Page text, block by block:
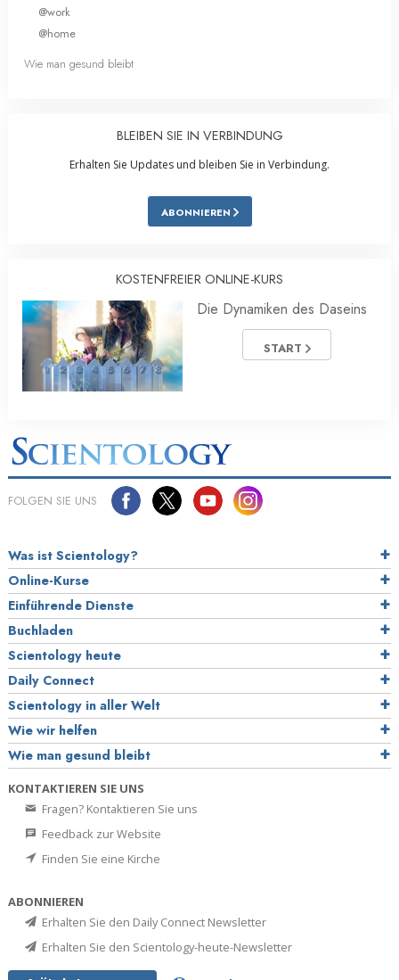
@work
@home
Wie man gesund bleibt
BLEIBEN SIE IN VERBINDUNG
Erhalten Sie Updates und bleiben Sie in Verbindung.
ABONNIEREN
KOSTENFREIER ONLINE-KURS
Die Dynamiken des Daseins
START
FOLGEN SIE UNS
Was ist Scientology?
Online-Kurse
Einführende Dienste
Buchladen
Scientology heute
Daily Connect
Scientology in aller Welt
Wie wir helfen
Wie man gesund bleibt
KONTAKTIEREN SIE UNS
Fragen? Kontaktieren Sie uns
Feedback zur Website
Finden Sie eine Kirche
ABONNIEREN
Erhalten Sie den Daily Connect Newsletter
Erhalten Sie den Scientology-heute-Newsletter